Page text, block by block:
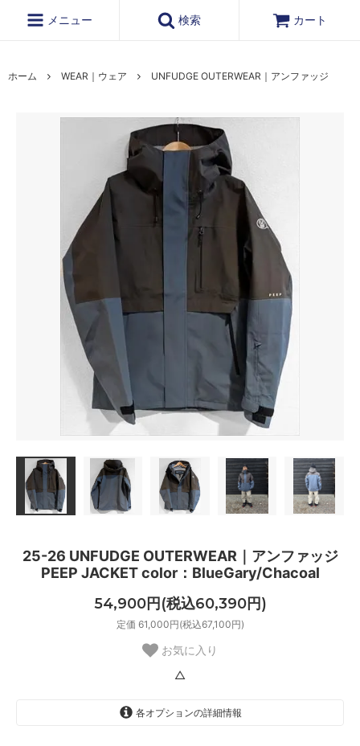
メニュー 検索 カート
ホーム WEAR｜ウェア UNFUDGE OUTERWEAR｜アンファッジ
25-26 UNFUDGE OUTERWEAR｜アンファッジ
PEEP JACKET color：BlueGary/Chacoal
54,900円(税込60,390円)
定価 61,000円(税込67,100円)
お気に入り
△
各オプションの詳細情報